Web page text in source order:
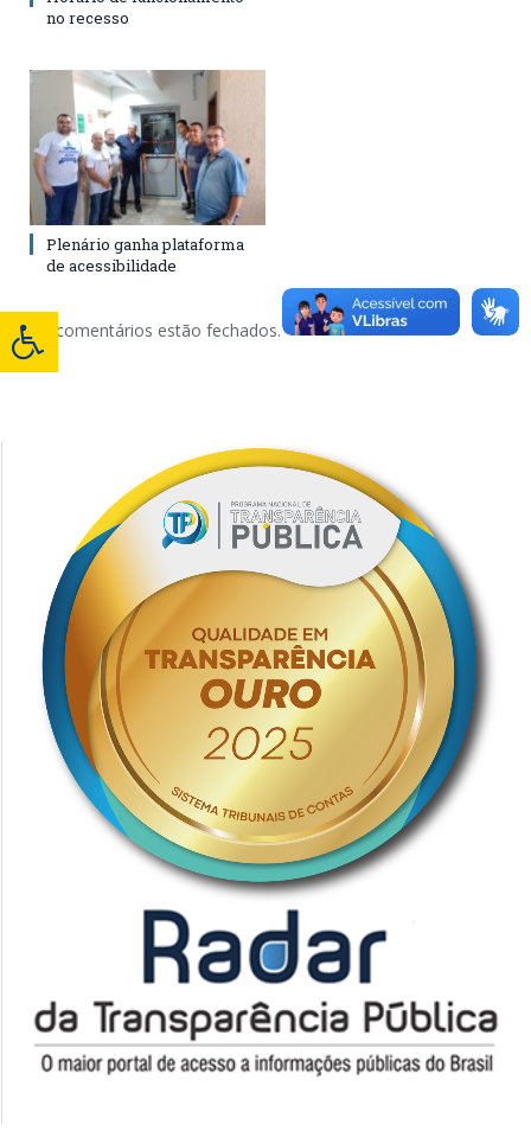
no recesso
Plenário ganha plataforma
de acessibilidade
Os comentários estão fechados.